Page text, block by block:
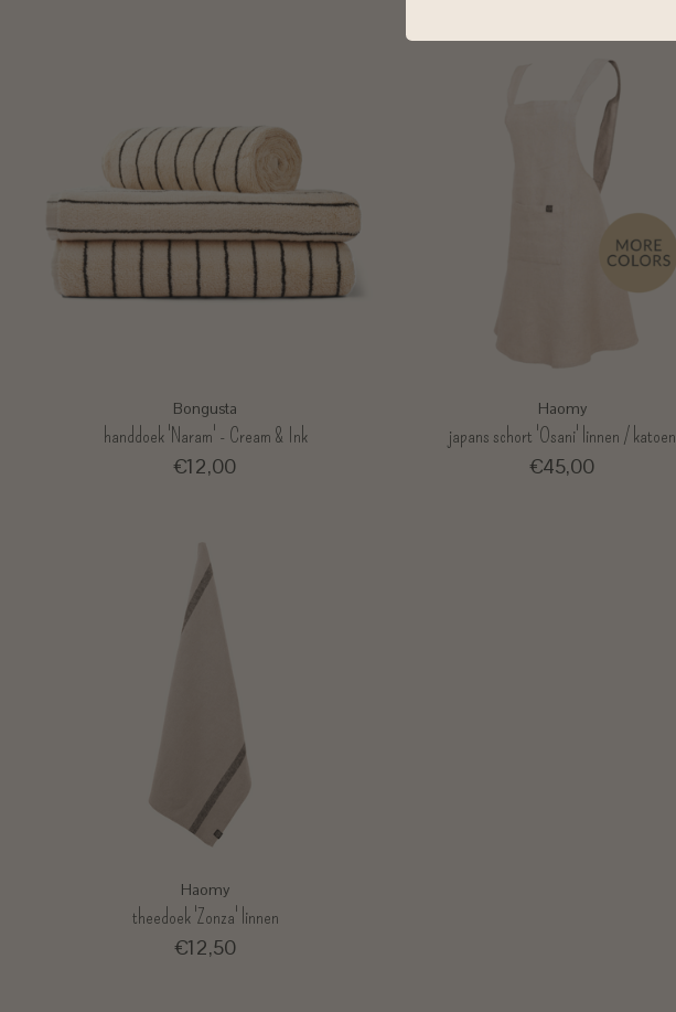
Bongusta
handdoek 'Naram' - Cream & Ink
€12,00
Haomy
japans schort 'Osani' linnen / katoen
€45,00
Haomy
theedoek 'Zonza' linnen
€12,50